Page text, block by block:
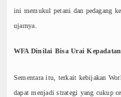
ini memukul petani dan pedagang
ujarnya.
WFA Dinilai Bisa Urai
Sementara itu, terkait kebijakan
dapat menjadi strategi yang cukup